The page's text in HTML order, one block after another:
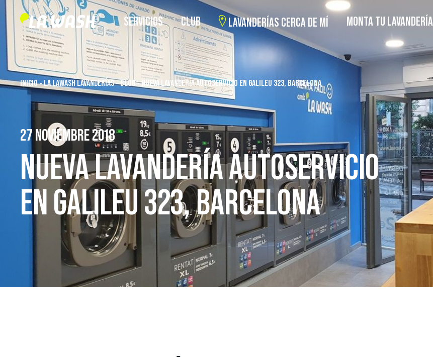
SERVICIOS CLUB LAVANDERÍAS CERCA DE MÍ MONTA TU LAVANDERÍA
INICIO-LA LAWASH LAVANDERÍAS-BLOG-NUEVA LAVANDERÍA AUTOSERVICIO EN GALILEU 323, BARCELONA
27 NOVIEMBRE 2018
NUEVA LAVANDERÍA AUTOSERVICIO
EN GALILEU 323, BARCELONA